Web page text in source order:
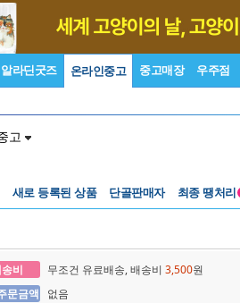
알라딘굿즈 온라인중고 중고매장 우주점
고
새로 등록된 상품 단골판매자 최종 땡처리
비 무조건 유료배송, 배송비 3,500원
문금액
없음